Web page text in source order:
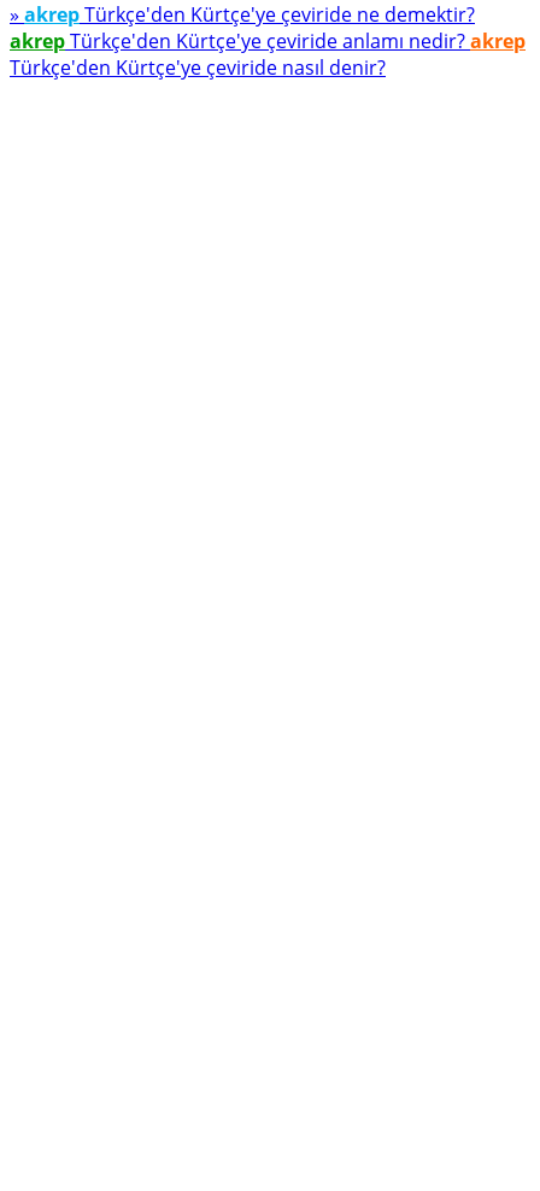
» akrepTürkçe'den Kürtçe'ye çeviride ne demektir?
akrepTürkçe'den Kürtçe'ye çeviride anlamı nedir?akrep
Türkçe'den Kürtçe'ye çeviride nasıl denir?